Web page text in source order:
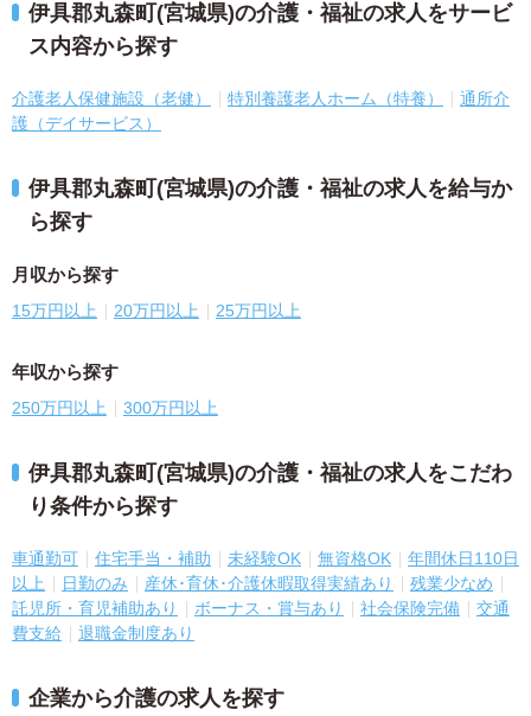
伊具郡丸森町(宮城県)の介護・福祉の求人をサービ
ス内容から探す
介護老人保健施設（老健） 特別養護老人ホーム（特養）
通所介
護（デイサービス）
伊具郡丸森町(宮城県)の介護・福祉の求人を給与か
ら探す
月収から探す
15万円以上 20万円以上 25万円以上
年収から探す
250万円以上 300万円以上
伊具郡丸森町(宮城県)の介護・福祉の求人をこだわ
り条件から探す
車通勤可 住宅手当・補助 未経験OK 無資格OK
年間休日110日
以上
日勤のみ 産休･育休･介護休暇取得実績あり
残業少なめ
託児所・育児補助あり
ボーナス・賞与あり 社会保険完備
交通
費支給
退職金制度あり
企業から介護の求人を探す